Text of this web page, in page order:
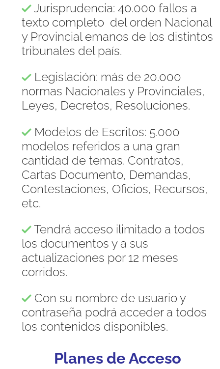
Jurisprudencia: 40.000 fallos a
texto completo del orden Nacional
y Provincial emanos de los distintos
tribunales del país.
Legislación: más de 20.000
normas Nacionales y Provinciales,
Leyes, Decretos, Resoluciones.
Modelos de Escritos: 5.000
modelos referidos a una gran
cantidad de temas. Contratos,
Cartas Documento, Demandas,
Contestaciones, Oficios, Recursos,
etc.
Tendrá acceso ilimitado a todos
los documentos y a sus
actualizaciones por 12 meses
corridos.
Con su nombre de usuario y
contraseña podrá acceder a todos
los contenidos disponibles.
Planes de Acceso